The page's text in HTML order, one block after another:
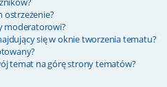
ostrzeżenie?
moderatorowi?
się w oknie tworzenia tematu?
temat na górę strony tematów?